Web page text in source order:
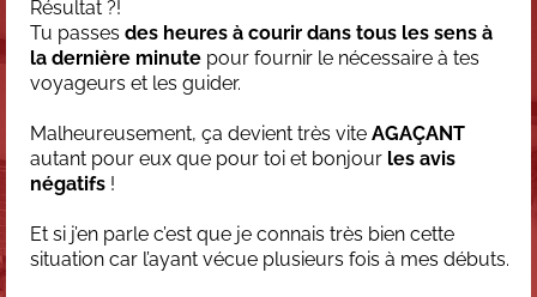
Résultat ?!
Tu passes des heures à courir dans tous les sens à
la dernière minute pour fournir le nécessaire à tes
voyageurs et les guider.
Malheureusement, ça devient très vite AGAÇANT
autant pour eux que pour toi et bonjour les avis
négatifs !
Et si j’en parle c’est que je connais très bien cette
situation car l’ayant vécue plusieurs fois à mes débuts.